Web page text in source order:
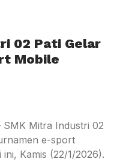
02 Pati Gelar
Mobile
SMK Mitra Industri 02
e-sport
Kamis (22/1/2026).